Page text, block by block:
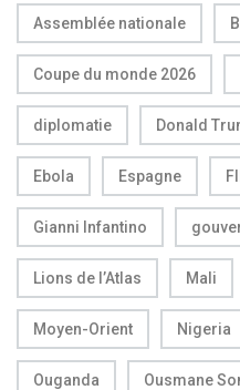
Assemblée nationale
Coupe du monde 2026
diplomatie Donald
Ebola Espagne
Gianni Infantino
Lions de l’Atlas Mali
Moyen-Orient Nigeria
Ouganda Ousmane